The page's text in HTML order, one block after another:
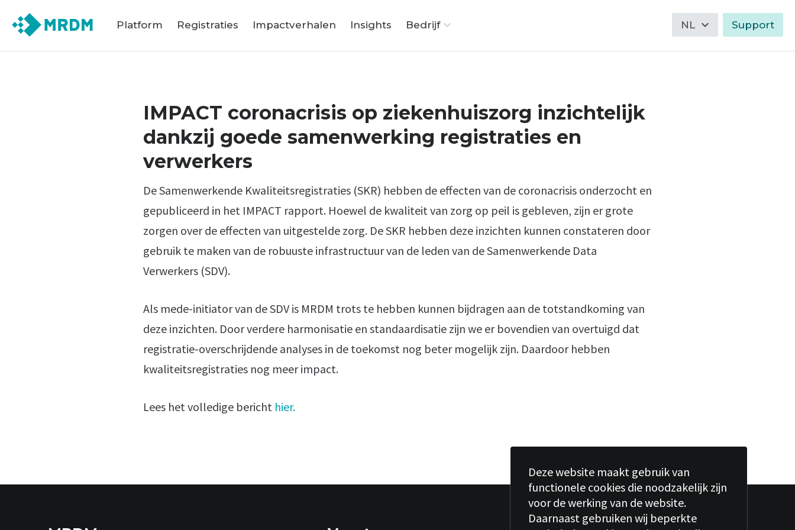
Platform Registraties Impactverhalen Insights Bedrijf NL expand_more Support
IMPACT coronacrisis op ziekenhuiszorg inzichtelijk
dankzij goede samenwerking registraties en
verwerkers
De Samenwerkende Kwaliteitsregistraties (SKR) hebben de effecten van de coronacrisis onderzocht en
gepubliceerd in het IMPACT rapport. Hoewel de kwaliteit van zorg op peil is gebleven, zijn er grote
zorgen over de effecten van uitgestelde zorg. De SKR hebben deze inzichten kunnen constateren door
gebruik te maken van de robuuste infrastructuur van de leden van de Samenwerkende Data
Verwerkers (SDV).
Als mede-initiator van de SDV is MRDM trots te hebben kunnen bijdragen aan de totstandkoming van
deze inzichten. Door verdere harmonisatie en standaardisatie zijn we er bovendien van overtuigd dat
registratie-overschrijdende analyses in de toekomst nog beter mogelijk zijn. Daardoor hebben
kwaliteitsregistraties nog meer impact.
Lees het volledige bericht hier.
Deze website maakt gebruik van
functionele cookies die noodzakelijk zijn
voor de werking van de website.
Daarnaast gebruiken wij beperkte